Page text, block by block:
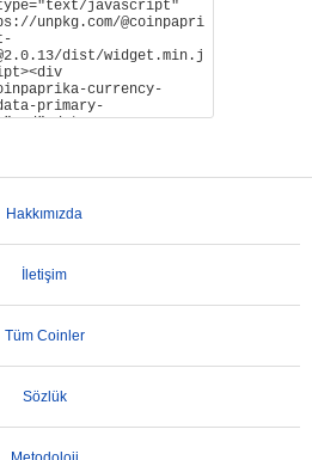
Hakkımızda
İletişim
Tüm Coinler
Sözlük